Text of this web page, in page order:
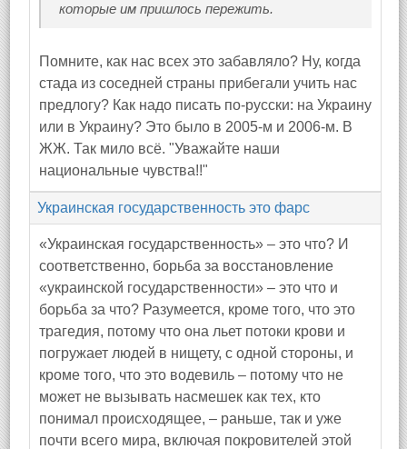
которые им пришлось пережить.
Помните, как нас всех это забавляло? Ну, когда
стада из соседней страны прибегали учить нас
предлогу? Как надо писать по-русски: на Украину
или в Украину? Это было в 2005-м и 2006-м. В
ЖЖ. Так мило всё. "Уважайте наши
национальные чувства!!"
Украинская государственность это фарс
«Украинская государственность» – это что? И
соответственно, борьба за восстановление
«украинской государственности» – это что и
борьба за что? Разумеется, кроме того, что это
трагедия, потому что она льет потоки крови и
погружает людей в нищету, с одной стороны, и
кроме того, что это водевиль – потому что не
может не вызывать насмешек как тех, кто
понимал происходящее, – раньше, так и уже
почти всего мира, включая покровителей этой